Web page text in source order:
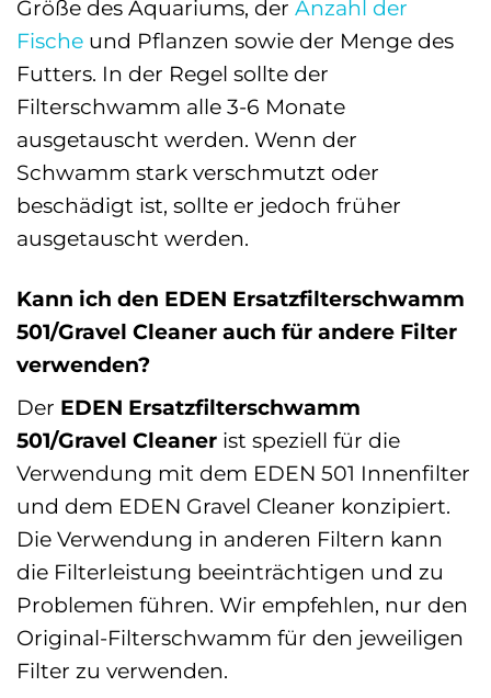
Größe des Aquariums, der Anzahl der
Fische und Pflanzen sowie der Menge des
Futters. In der Regel sollte der
Filterschwamm alle 3-6 Monate
ausgetauscht werden. Wenn der
Schwamm stark verschmutzt oder
beschädigt ist, sollte er jedoch früher
ausgetauscht werden.
Kann ich den EDEN Ersatzfilterschwamm
501/Gravel Cleaner auch für andere Filter
verwenden?
Der EDEN Ersatzfilterschwamm
501/Gravel Cleaner ist speziell für die
Verwendung mit dem EDEN 501 Innenfilter
und dem EDEN Gravel Cleaner konzipiert.
Die Verwendung in anderen Filtern kann
die Filterleistung beeinträchtigen und zu
Problemen führen. Wir empfehlen, nur den
Original-Filterschwamm für den jeweiligen
Filter zu verwenden.